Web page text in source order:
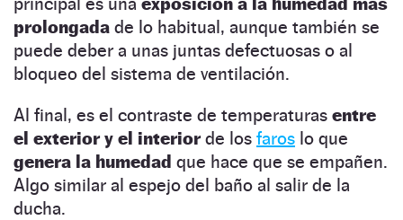
prolongada de lo habitual, aunque también se
puede deber a unas juntas defectuosas o al
bloqueo del sistema de ventilación.
Al final, es el contraste de temperaturas entre
el exterior y el interiorde los faros lo que
genera la humedad que hace que se empañen.
Algo similar al espejo del baño al salir de la
ducha.